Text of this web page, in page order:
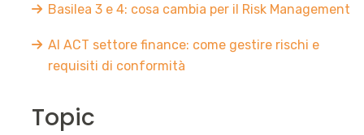
Basilea 3 e 4: cosa cambia per il Risk Management
AI ACT settore finance: come gestire rischi e
requisiti di conformità
Topic